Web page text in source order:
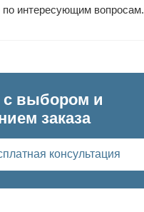
по интересующим вопросам.
выбором и
заказа
консультация